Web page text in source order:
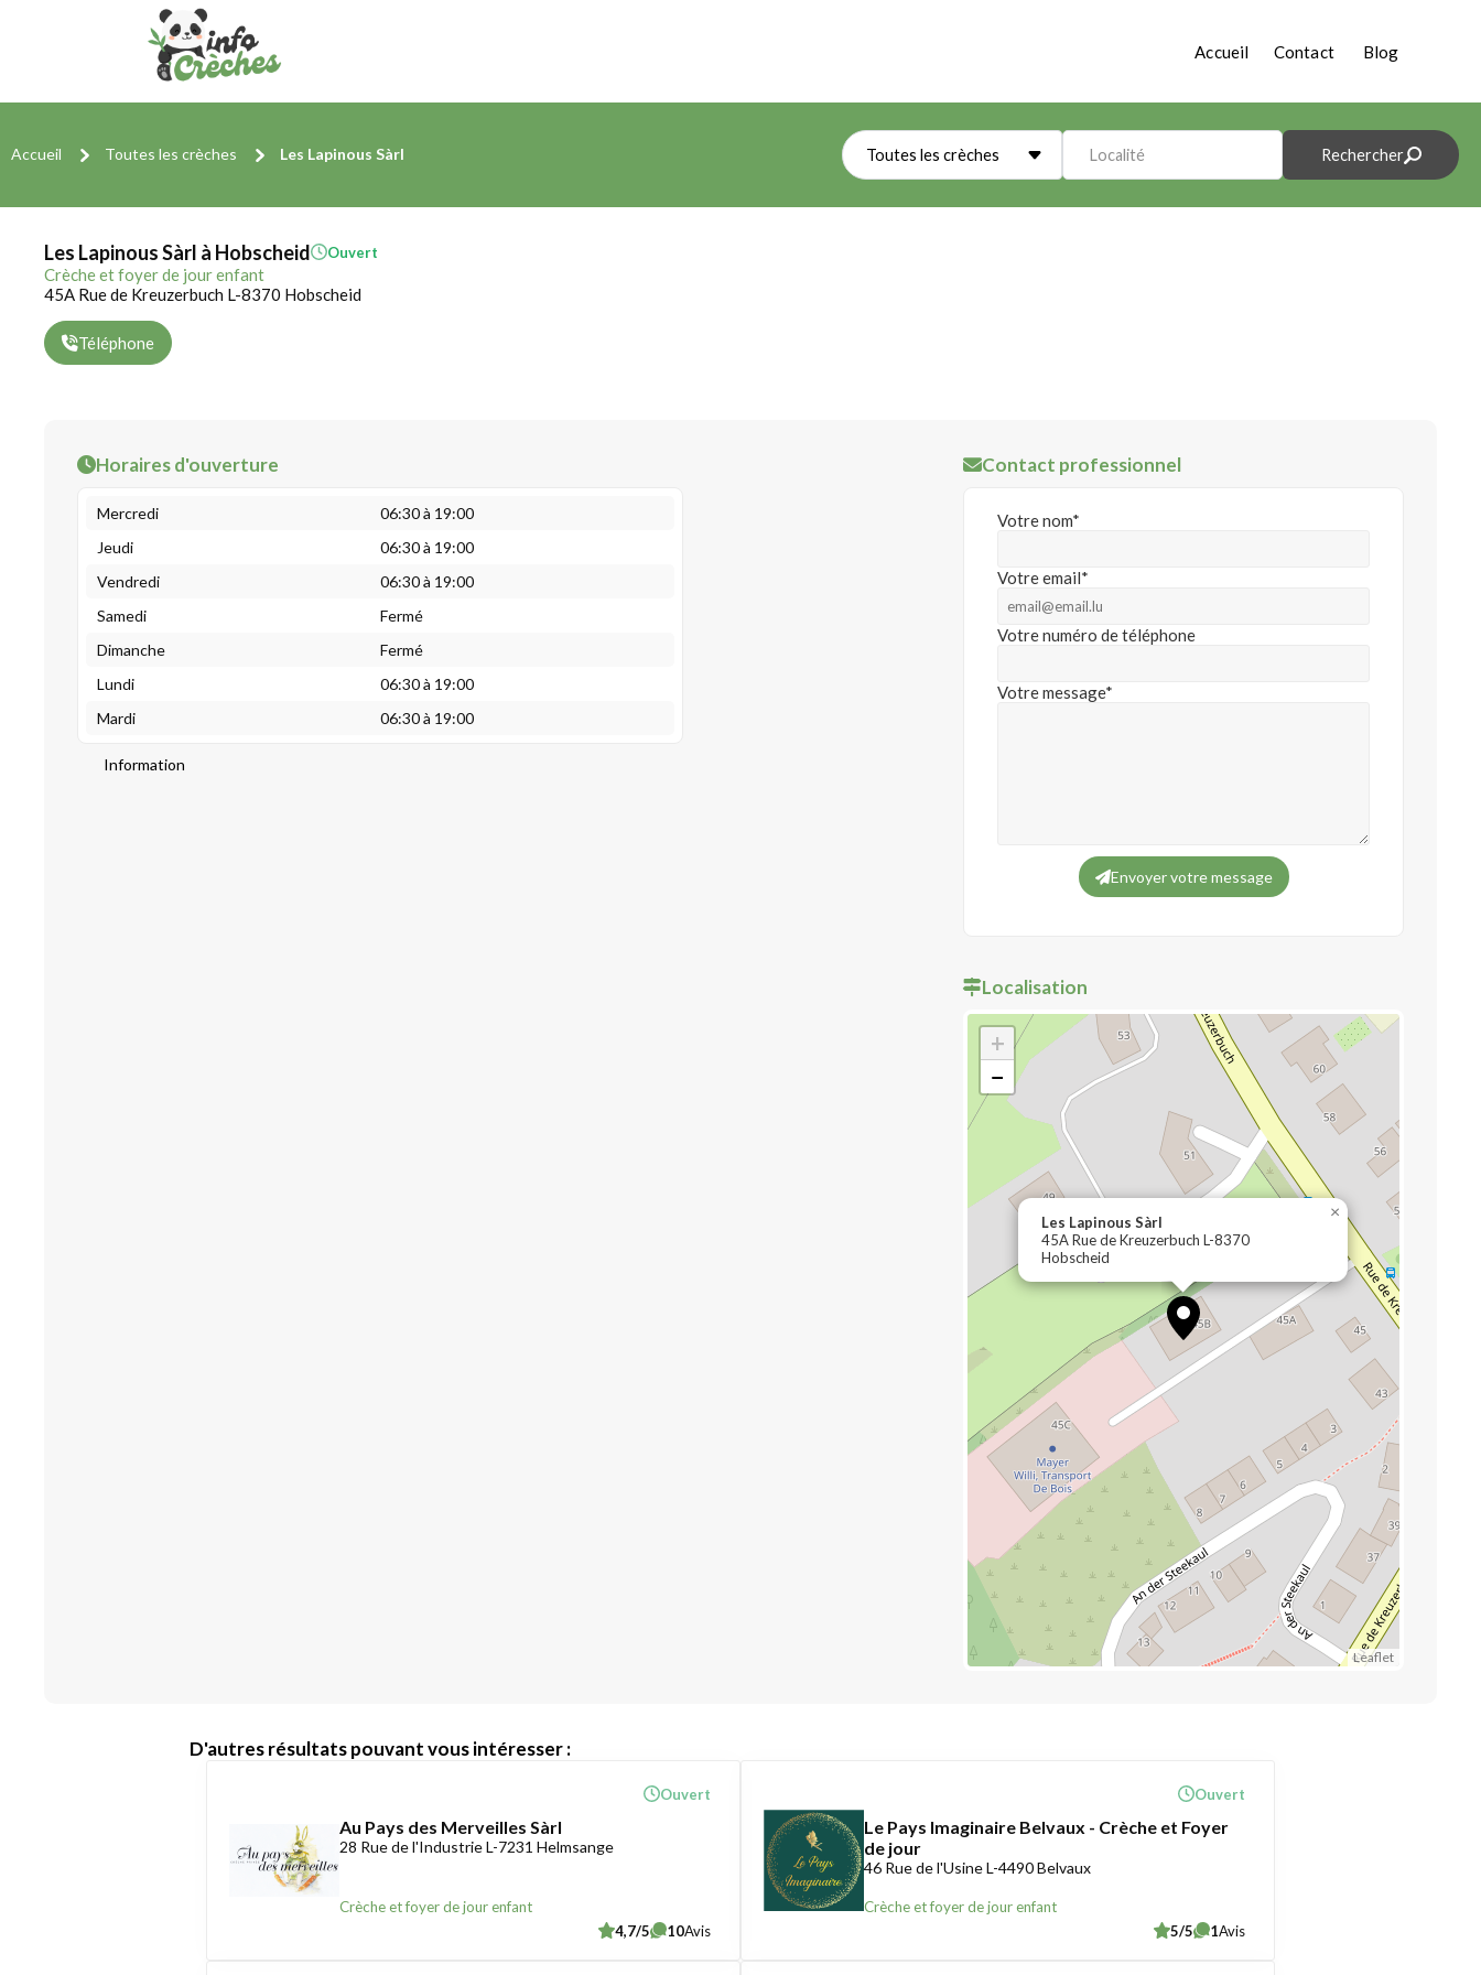
Accueil Contact Blog
Accueil Toutes les crèches Les Lapinous Sàrl Toutes les crèches Localité Rechercher
Les Lapinous Sàrl à Hobscheid Ouvert
Crèche et foyer de jour enfant
45A Rue de Kreuzerbuch L-8370 Hobscheid
Téléphone
Horaires d'ouverture
Mercredi
06:30 à 19:00
Jeudi
06:30 à 19:00
Vendredi
06:30 à 19:00
Samedi
Fermé
Dimanche
Fermé
Lundi
06:30 à 19:00
Mardi
06:30 à 19:00
Information
Contact professionnel
Votre nom*
Votre email*
Votre numéro de téléphone
Votre message*
Envoyer votre message
Localisation
Les Lapinous Sàrl
45A Rue de Kreuzerbuch L-8370
Hobscheid
×
+
−
Leaflet
D'autres résultats pouvant vous intéresser :
Au Pays des Merveilles Sàrl
28 Rue de l'Industrie L-7231 Helmsange
Crèche et foyer de jour enfant
Ouvert
4,7/5 10Avis
Le Pays Imaginaire Belvaux - Crèche et Foyer
de jour
46 Rue de l'Usine L-4490 Belvaux
Crèche et foyer de jour enfant
Ouvert
5/5 1Avis